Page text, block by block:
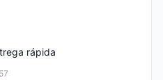
rápida